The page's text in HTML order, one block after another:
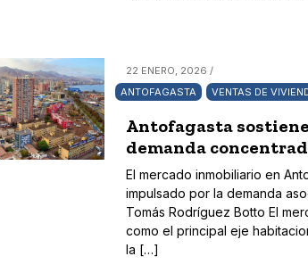
22 ENERO, 2026 /
ANTOFAGASTA
VENTAS DE
Antofagasta
demanda
El mercado inmobiliario en
impulsado por la demanda
Tomás Rodríguez Botto El
como el principal eje
la […]